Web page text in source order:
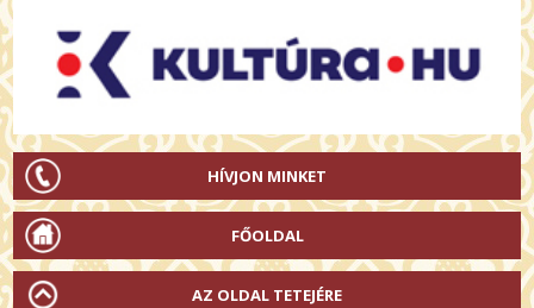
HÍVJON MINKET
FŐOLDAL
AZ OLDAL TETEJÉRE